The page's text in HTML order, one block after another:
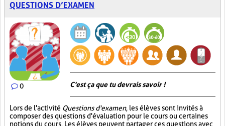
QUESTIONS D’EXAMEN
0 C'est ça que tu devrais savoir !
Lors de l'activité Questions d'examen, les élèves sont invités à
composer des questions d'évaluation pour le cours ou certaines
notions du cours. Les élèves peuvent partager ces questions avec